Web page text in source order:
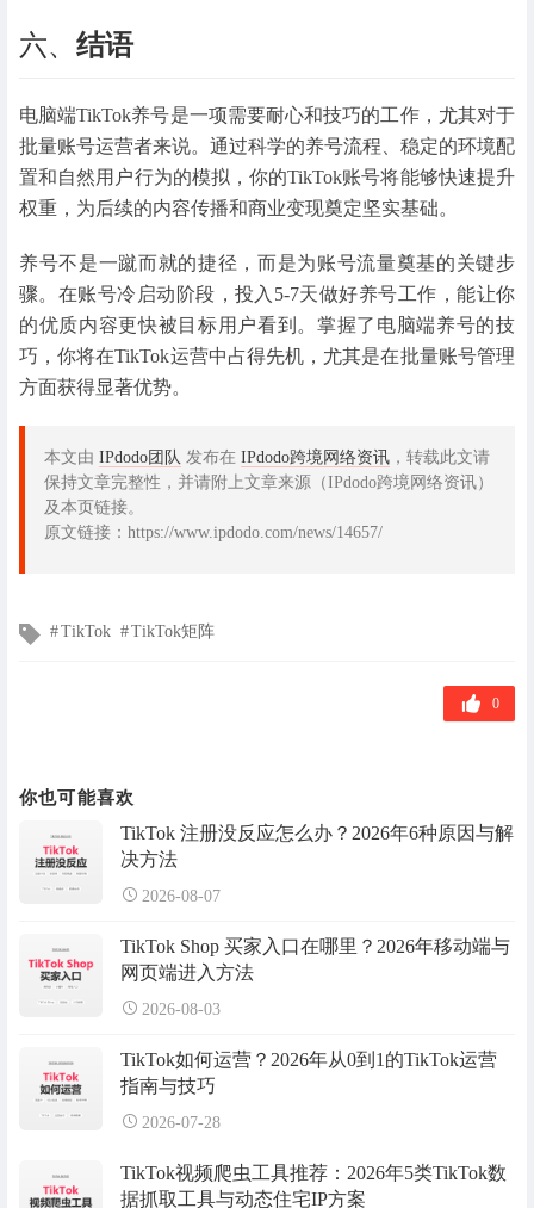
六、 结语
电脑端TikTok养号是一项需要耐心和技巧的工作，尤其对于
批量账号运营者来说。通过科学的养号流程、稳定的环境配
置和自然用户行为的模拟，你的TikTok账号将能够快速提升
权重，为后续的内容传播和商业变现奠定坚实基础。
养号不是一蹴而就的捷径，而是为账号流量奠基的关键步
骤。在账号冷启动阶段，投入5-7天做好养号工作，能让你
的优质内容更快被目标用户看到。掌握了电脑端养号的技
巧，你将在TikTok运营中占得先机，尤其是在批量账号管理
方面获得显著优势。
本文由 IPdodo团队 发布在 IPdodo跨境网络资讯 ，转载此文请
保持文章完整性，并请附上文章来源（IPdodo跨境网络资讯）
及本页链接。
原文链接：https://www.ipdodo.com/news/14657/
文TikTok TikTok矩阵
0
你也可能喜欢
TikTok 注册没反应怎么办？2026年6种原因与解
决方法
2026-08-07
TikTok Shop 买家入口在哪里？2026年移动端与
网页端进入方法
2026-08-03
TikTok如何运营？2026年从0到1的TikTok运营
指南与技巧
2026-07-28
TikTok视频爬虫工具推荐：2026年5类TikTok数
据抓取工具与动态住宅IP方案